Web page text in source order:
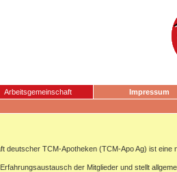
Arbeitsgemeinschaft Impressum
deutscher TCM-Apotheken (TCM-Apo Ag) ist eine
der Mitglieder und stellt